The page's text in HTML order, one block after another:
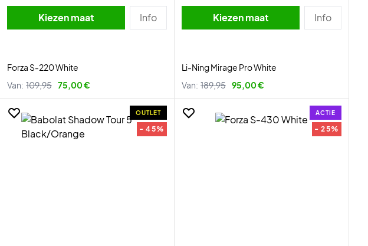
Kiezen maat Info
Forza S-220 White
Van: 109,95 75,00 €
Kiezen maat Info
Li-Ning Mirage Pro White
Van: 189,95 95,00 €
OUTLET
- 45%
ACTIE
- 25%